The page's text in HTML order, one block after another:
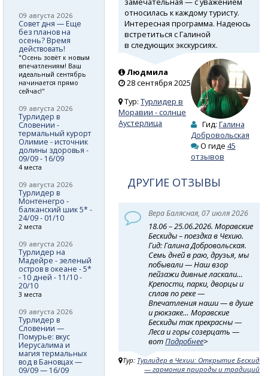
относилась к каждому туристу.
Интересная программа. Надеюсь
встретиться с Галиной
в следующих экскурсиях.
Людмила
28 сентября 2025
Тур:Турлидер в
Моравии - солнце
Аустерлица
Гид: Галина
Добровольская
О гиде 45
отзывов
ДРУГИЕ ОТЗЫВЫ
Вера Балясная, 07 июля 2026
18.06 – 25.06.2026. Моравские
Бескиды – поездка в Чехию.
Гид: Галина Добровольская.
Семь дней в раю, друзья, мы
побывали — Наш взор
пейзажи дивные ласкали…
Крепости, парки, дворцы и
сплав по реке —
Впечатления наши — в душе
и рюкзаке… Моравские
Бескиды так прекрасны —
Леса и горы созерцать —
вотПодробнее>
Тур: Турлидер в Чехии: Открытие Бескид
— гармония природы и традиций
09 августа 2026
Совет дня — Еще
без планов на
осень? Время
действовать!
"Осень зовёт к новым
впечатлениям! Ваш
идеальный сентябрь
начинается прямо
сейчас!"
09 августа 2026
Турлидер в
Словении -
термальный курорт
Олимие - источник
долины здоровья -
09/09 - 16/09
4 места
09 августа 2026
Турлидер в
Монтенегро -
балканский шик 5* -
24/09 - 01/10
2 места
09 августа 2026
Турлидер на
Мадейре - зеленый
остров в океане - 5*
- 10 дней - 11/10 -
20/10
3 места
09 августа 2026
Турлидер в
Словении —
Помурье: вкус
Иерусалима и
магия термальных
вод в Бановцах —
09/09 — 16/09